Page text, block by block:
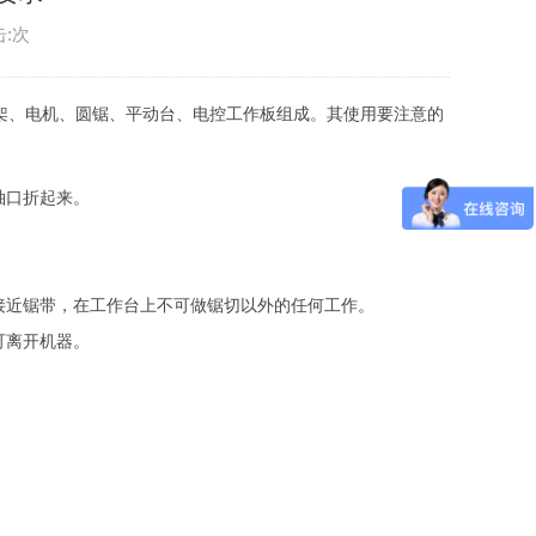
:次
电机、圆锯、平动台、电控工作板组成。其使用要注意的
折起来。
锯带，在工作台上不可做锯切以外的任何工作。
开机器。